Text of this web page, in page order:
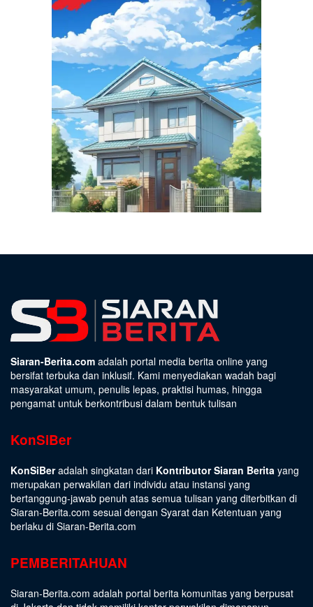
Siaran-Berita.com adalah portal media berita online yang
bersifat terbuka dan inklusif. Kami menyediakan wadah bagi
masyarakat umum, penulis lepas, praktisi humas, hingga
pengamat untuk berkontribusi dalam bentuk tulisan
KonSiBer
KonSiBeradalah singkatan dari Kontributor Siaran Berita yang
merupakan perwakilan dari individu atau instansi yang
bertanggung-jawab penuh atas semua tulisan yang diterbitkan di
Siaran-Berita.com sesuai dengan Syarat dan Ketentuan yang
berlaku di Siaran-Berita.com
PEMBERITAHUAN
Siaran-Berita.com adalah portal berita komunitas yang berpusat